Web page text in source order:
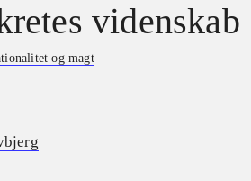
videnskab
og magt